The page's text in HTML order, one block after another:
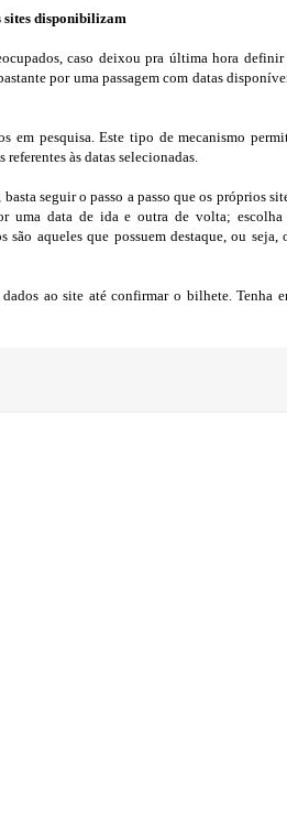
sites disponibilizam
caso deixou pra última hora definir
por uma passagem com datas
em pesquisa. Este tipo de mecanismo
às datas selecionadas.
seguir o passo a passo que os próprios
uma data de ida e outra de volta; escolha
aqueles que possuem destaque, ou seja,
ao site até confirmar o bilhete. Tenha